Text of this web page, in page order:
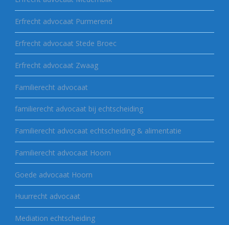
Erfrecht advocaat Purmerend
Erfrecht advocaat Stede Broec
Erfrecht advocaat Zwaag
Familierecht advocaat
familierecht advocaat bij echtscheiding
Familierecht advocaat echtscheiding & alimentatie
Familierecht advocaat Hoorn
Goede advocaat Hoorn
Huurrecht advocaat
Mediation echtscheiding